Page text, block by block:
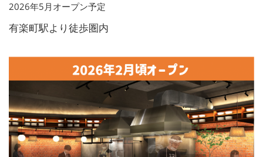
2026年5月オープン予定
有楽町駅より徒歩圏内